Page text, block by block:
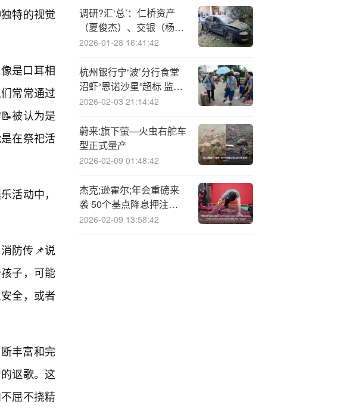
特的视觉
是口耳相
常常通过
被认为是
在祭祀活
活动中，
防传📌说
子，可能
全，或者
丰富和完
讴歌。这
屈不挠精
调研?汇‘总’：仁桥资产
（夏俊杰）、交银（杨金
金）基金等110家明星机
2026-01-28 16:41:42
杭州银行宁‘波’分行食堂
沼虾“恩诺沙星”超标 监管
要求依法查处
2026-02-03 21:14:42
蔚来:旗下萤—火虫右舵车
型正式量产
2026-02-09 01:48:42
杰克;逊霍尔;年会重磅来
袭 50个基点降息押注将
直面鲍威尔讲话考验
2026-02-09 13:58:42